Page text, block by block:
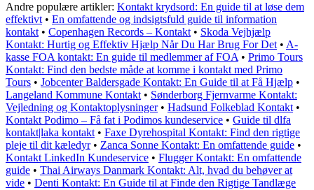
Andre populære artikler: Kontakt krydsord: En guide til at løse dem
effektivt • En omfattende og indsigtsfuld guide til information
kontakt • Copenhagen Records – Kontakt • Skoda Vejhjælp
Kontakt: Hurtig og Effektiv Hjælp Når Du Har Brug For Det • A-
kasse FOA kontakt: En guide til medlemmer af FOA • Primo Tours
Kontakt: Find den bedste måde at komme i kontakt med Primo
Tours • Jobcenter Baldersgade Kontakt: En Guide til at Få Hjælp •
Langeland Kommune Kontakt • Sønderborg Fjernvarme Kontakt:
Vejledning og Kontaktoplysninger• Hadsund Folkeblad Kontakt •
Kontakt Podimo – Få fat i Podimos kundeservice • Guide til dlfa
kontakt|laka kontakt • Faxe Dyrehospital Kontakt: Find den rigtige
pleje til dit kæledyr• Zanca Sonne Kontakt: En omfattende guide •
Kontakt LinkedIn Kundeservice • Flugger Kontakt: En omfattende
guide • Thai Airways Danmark Kontakt: Alt, hvad du behøver at
vide • Denti Kontakt: En Guide til at Finde den Rigtige Tandlæge